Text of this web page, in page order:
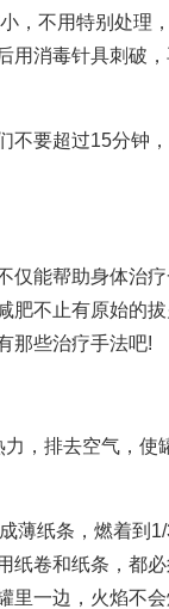
，不用特别处理
用消毒针具刺破
要超过15分钟，
能帮助身体治疗
肥不止有原始的
那些治疗手法吧!
排去空气，使
纸条，燃着到1/
纸卷和纸条，都
里一边，火焰不